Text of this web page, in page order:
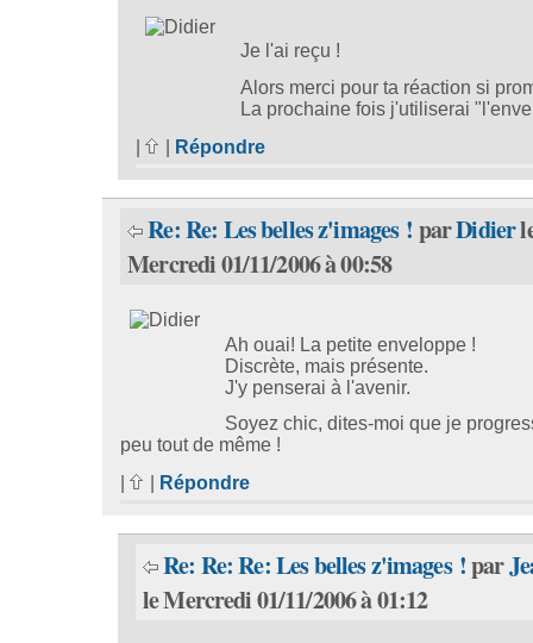
Je l'ai reçu !
Alors merci pour ta réaction si
La prochaine fois j'utiliserai
Répondre
Re: Re: Les belles z'images ! parDidier
Mercredi 01/11/2006 à 00:58
Ah ouai! La petite enveloppe !
Discrète, mais présente.
J'y penserai à l'avenir.
Soyez chic, dites-moi que je
peu tout de même !
|
Répondre
Re: Re: Re: Les belles z'images !par
le Mercredi 01/11/2006 à 01:12